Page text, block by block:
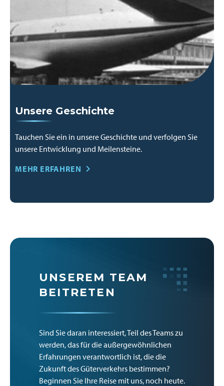
Unsere Geschichte
Tauchen Sie ein in unsere Geschichte und verfolgen Sie
unsere Entwicklung und Meilensteine.
MEHR ERFAHREN
UNSEREM TEAM
BEITRETEN
Sind Sie daran interessiert, Teil des Teams zu
werden, das für die außergewöhnlichen
Erfahrungen verantwortlich ist, die die
Zukunft des Güterverkehrs bestimmen?
Beginnen Sie Ihre Reise mit uns, noch heute.